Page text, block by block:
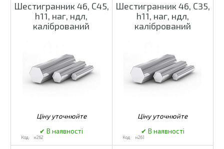
Шестигранник 46, С45,
h11, наг, ндл,
калібрований
н262
Шестигранник 46, С35,
h11, наг, ндл,
калібрований
н261